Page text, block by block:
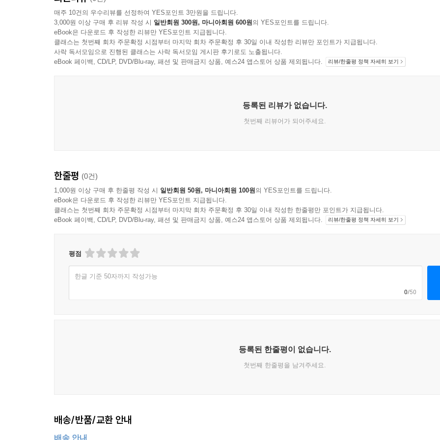
매주 10건의 우수리뷰를 선정하여 YES포인트 3만원을 드립니다.
3,000원 이상 구매 후 리뷰 작성 시 일반회원 300원, 마니아회원 600원의 YES포인트를 드립니다.
eBook은 다운로드 후 작성한 리뷰만 YES포인트 지급됩니다.
클래스는 첫번째 회차 주문확정 시점부터 마지막 회차 주문확정 후 30일 이내 작성한 리뷰만 포인트가 지급됩니다.
사락 독서모임으로 진행된 클래스는 사락 독서모임 게시판 후기로도 노출됩니다.
eBook 페이백, CD/LP, DVD/Blu-ray, 패션 및 판매금지 상품, 예스24 앱스토어 상품 제외됩니다.
리뷰/한줄평 정책 자세히 보기
등록된 리뷰가 없습니다.
첫번째 리뷰어가 되어주세요.
한줄평 (0건)
1,000원 이상 구매 후 한줄평 작성 시 일반회원 50원, 마니아회원 100원의 YES포인트를 드립니다.
eBook은 다운로드 후 작성한 리뷰만 YES포인트 지급됩니다.
클래스는 첫번째 회차 주문확정 시점부터 마지막 회차 주문확정 후 30일 이내 작성한 한줄평만 포인트가 지급됩니다.
eBook 페이백, CD/LP, DVD/Blu-ray, 패션 및 판매금지 상품, 예스24 앱스토어 상품 제외됩니다.
리뷰/한줄평 정책 자세히 보기
평점
한글 기준 50자까지 작성가능
0/50
등록된 한줄평이 없습니다.
첫번째 한줄평을 남겨주세요.
배송/반품/교환 안내
배송 안내